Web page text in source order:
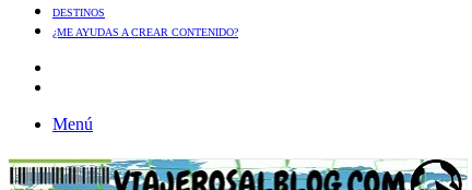
DESTINOS
¿ME AYUDAS A CREAR CONTENIDO?
Menú